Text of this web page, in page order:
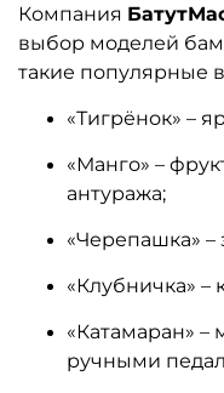
Компания
выбор моделей
такие популярные
«Тигрёнок» –
«Манго» –
антуража;
«Черепашка»
«Клубничка» –
«Катамаран» –
ручными